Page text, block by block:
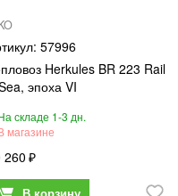
57996
Herkules BR 223 Rail
эпоха VI
260